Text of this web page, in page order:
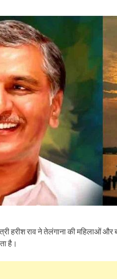
हरीश राव ने तेलंगाना की महिलाओं
है।